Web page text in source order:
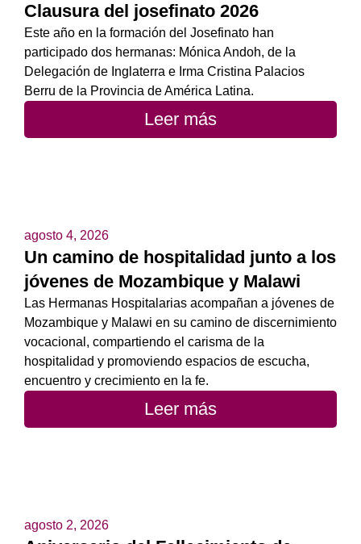
Clausura del josefinato 2026
Este año en la formación del Josefinato han
participado dos hermanas: Mónica Andoh, de la
Delegación de Inglaterra e Irma Cristina Palacios
Berru de la Provincia de América Latina.
Leer más
agosto 4, 2026
Un camino de hospitalidad junto a los
jóvenes de Mozambique y Malawi
Las Hermanas Hospitalarias acompañan a jóvenes de
Mozambique y Malawi en su camino de discernimiento
vocacional, compartiendo el carisma de la
hospitalidad y promoviendo espacios de escucha,
encuentro y crecimiento en la fe.
Leer más
agosto 2, 2026